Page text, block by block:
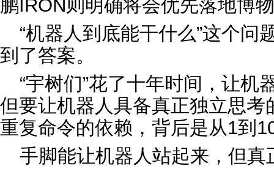
鹏IRON则明确将会优先落地博
“机器人到底能干什么”这个问
到了答案。
“宇树们”花了十年时间，让机
但要让机器人具备真正独立思
重复命令的依赖，背后是从1到
手脚能让机器人站起来，但